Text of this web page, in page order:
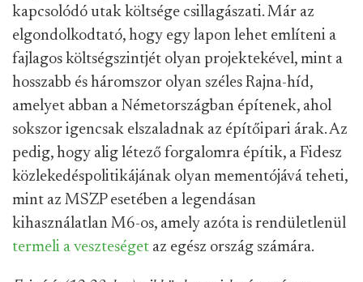
kapcsolódó utak költsége csillagászati. Már az
elgondolkodtató, hogy egy lapon lehet említeni a
fajlagos költségszintjét olyan projektekével, mint a
hosszabb és háromszor olyan széles Rajna-híd,
amelyet abban a Németországban építenek, ahol
sokszor igencsak elszaladnak az építőipari árak. Az
pedig, hogy alig létező forgalomra építik, a Fidesz
közlekedéspolitikájának olyan mementójává teheti,
mint az MSZP esetében a legendásan
kihasználatlan M6-os, amely azóta is rendületlenül
termeli a veszteséget az egész ország számára.